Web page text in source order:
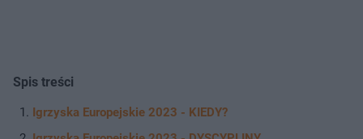
Spis treści
Igrzyska Europejskie 2023 - KIEDY?